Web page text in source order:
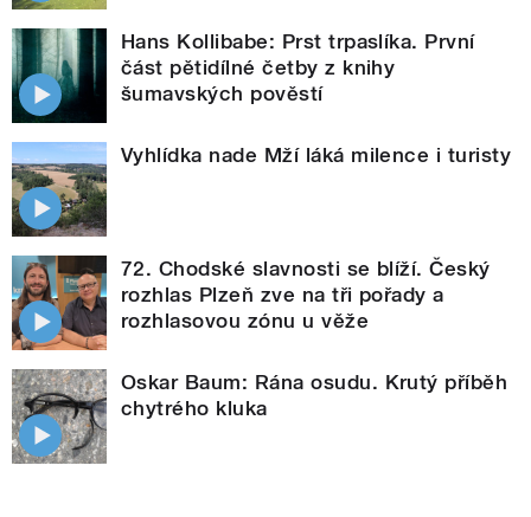
Hans Kollibabe: Prst trpaslíka. První
část pětidílné četby z knihy
šumavských pověstí
Vyhlídka nade Mží láká milence i turisty
72. Chodské slavnosti se blíží. Český
rozhlas Plzeň zve na tři pořady a
rozhlasovou zónu u věže
Oskar Baum: Rána osudu. Krutý příběh
chytrého kluka